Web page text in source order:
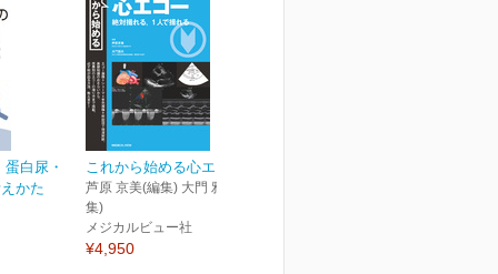
白尿・
かた
これから始める心エコー
芦原 京美(編集) 大門 雅夫(編
集)
メジカルビュー社
¥4,950